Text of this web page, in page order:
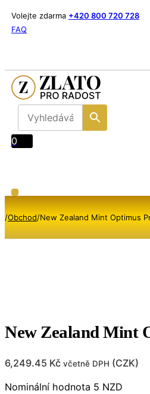
Volejte zdarma +420 800 720 728
FAQ
0
/Obchod/New Zealand Mint Optimus
New Zealand Mint
6,249.45 Kč včetně DPH (CZK)
Nominální hodnota 5 NZD